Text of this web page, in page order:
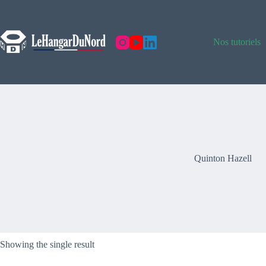
Nos tutoriels
Quinton Hazell
Showing the single result